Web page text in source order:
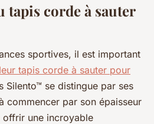
tapis corde à sauter
sportives, il est important
tapis corde à sauter pour
Silento™ se distingue par ses
commencer par son épaisseur
une incroyable